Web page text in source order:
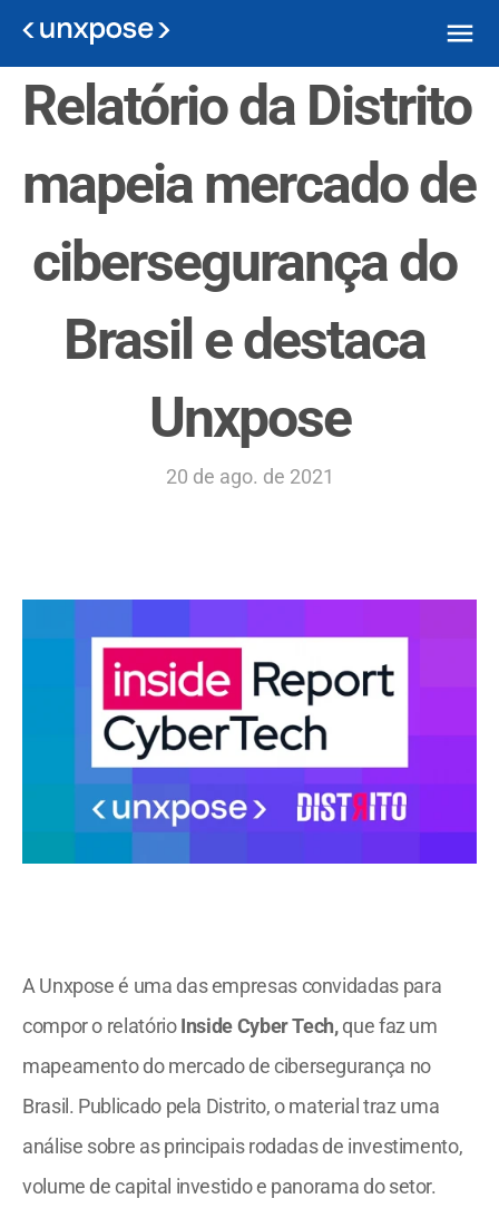
Relatório da Distrito
mapeia mercado de
cibersegurança do
Brasil e destaca
Unxpose
20 de ago. de 2021
A Unxpose é uma das empresas convidadas para
compor o relatório Inside Cyber Tech, que faz um
mapeamento do mercado de cibersegurança no
Brasil. Publicado pela Distrito, o material traz uma
análise sobre as principais rodadas de investimento,
volume de capital investido e panorama do setor.